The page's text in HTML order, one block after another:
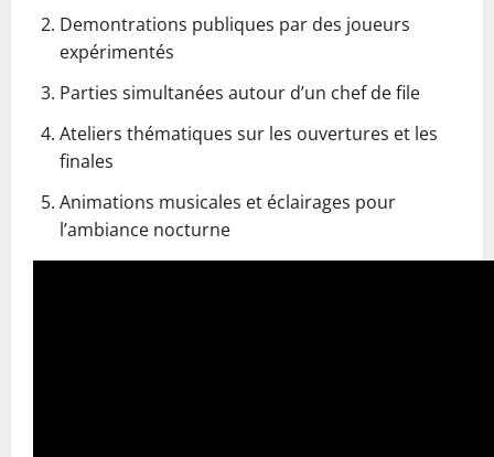
Demontrations publiques par des joueurs
expérimentés
Parties simultanées autour d’un chef de file
Ateliers thématiques sur les ouvertures et les
finales
Animations musicales et éclairages pour
l’ambiance nocturne